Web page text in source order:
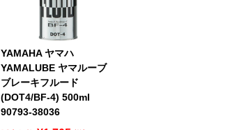
YAMAHA ヤマハ
YAMALUBE ヤマルーブ
ブレーキフルード
(DOT4/BF-4) 500ml
90793-38036